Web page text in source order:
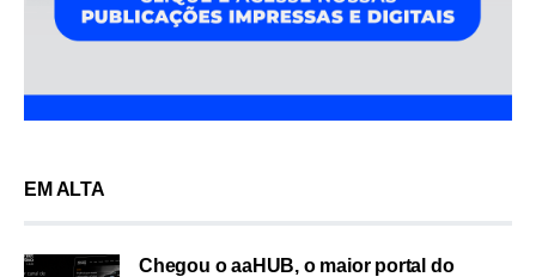
EM ALTA
Chegou o aaHUB, o maior portal do